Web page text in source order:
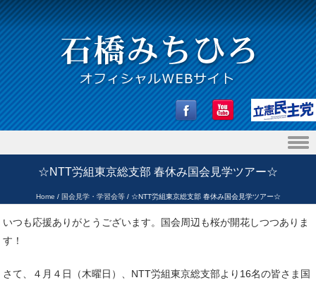
☆NTT労組東京総支部 春休み国会見学ツアー☆
Home / 国会見学・学習会等 / ☆NTT労組東京総支部 春休み国会見学ツアー☆
いつも応援ありがとうございます。国会周辺も桜が開花しつつありま
す！
さて、４月４日（木曜日）、NTT労組東京総支部より16名の皆さま国